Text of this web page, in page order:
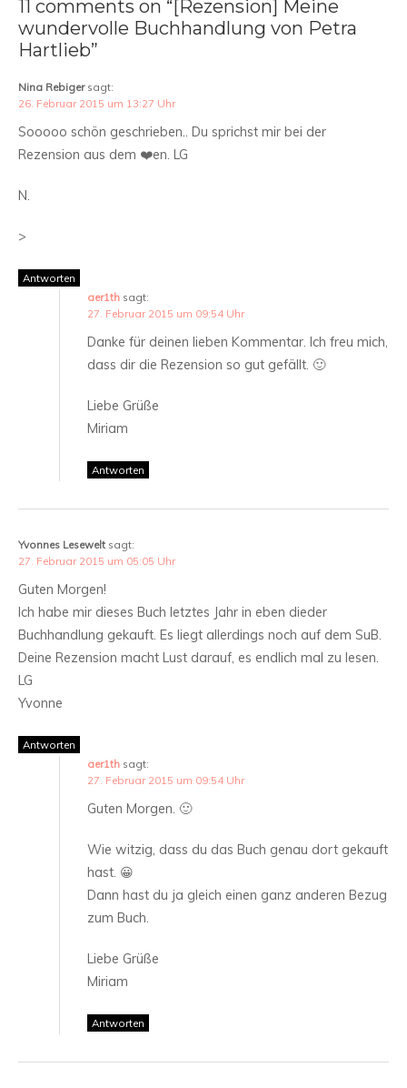
11 comments on “[Rezension] Meine
wundervolle Buchhandlung von Petra
Hartlieb”
Nina Rebiger sagt:
26. Februar 2015 um 13:27 Uhr
Sooooo schön geschrieben.. Du sprichst mir bei der
Rezension aus dem ❤️en. LG
N.
>
Antworten
aer1th sagt:
27. Februar 2015 um 09:54 Uhr
Danke für deinen lieben Kommentar. Ich freu mich,
dass dir die Rezension so gut gefällt. 🙂
Liebe Grüße
Miriam
Antworten
Yvonnes Lesewelt sagt:
27. Februar 2015 um 05:05 Uhr
Guten Morgen!
Ich habe mir dieses Buch letztes Jahr in eben dieder
Buchhandlung gekauft. Es liegt allerdings noch auf dem SuB.
Deine Rezension macht Lust darauf, es endlich mal zu lesen.
LG
Yvonne
Antworten
aer1th sagt:
27. Februar 2015 um 09:54 Uhr
Guten Morgen. 🙂
Wie witzig, dass du das Buch genau dort gekauft
hast. 😀
Dann hast du ja gleich einen ganz anderen Bezug
zum Buch.
Liebe Grüße
Miriam
Antworten